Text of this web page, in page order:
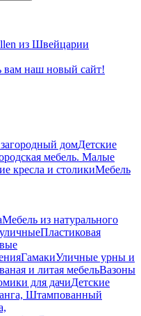
из Швейцарии
вам наш новый сайт!
домДетские
мебель. Малые
кресла и столикиМебель
Мебель из натурального
Пластиковая
ГамакиУличные урны и
и литая мебельВазоны
для дачиДетские
Штампованный